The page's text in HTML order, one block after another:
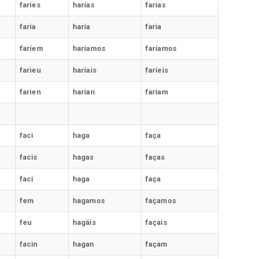
faries harías farias
faria haría faria
faríem haríamos faríamos
farìeu haríais faríeis
farien harían fariam
faci haga faça
facis hagas faças
faci haga faça
fem hagamos façamos
feu hagáis façais
facin hagan façam